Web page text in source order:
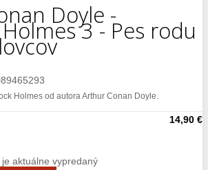
Doyle -
3 - Pes rodu
Holmes od autora Arthur Conan Doyle.
14,90 €
aktuálne vypredaný